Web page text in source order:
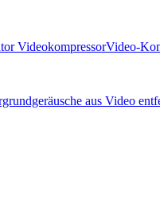
VideokompressorVideo-
aus Video